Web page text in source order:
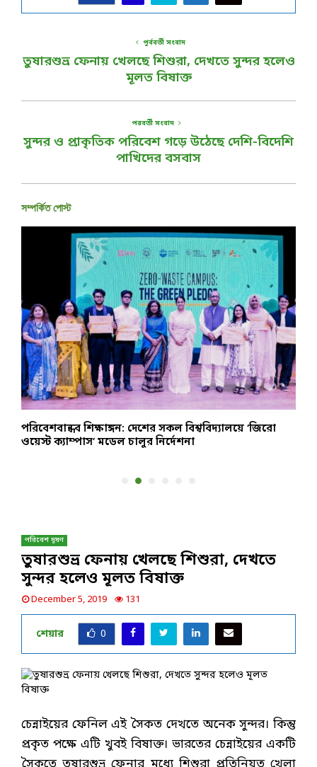
পূর্ববর্তী সংবাদ
তুষারশুভ্র ফেনায় খেলছে শিশুরা, দেখতে সুন্দর হলেও
মূলত বিষাক্ত
পরবর্তী সংবাদ
সুন্দর ও প্রাকৃতিক পরিবেশ গড়ে উঠেছে দেশি-বিদেশি
পাখিদের বসবাস
সম্পর্কিত পোস্ট
পরিবেশবান্ধব শিক্ষাঙ্গন: দেশের সকল বিশ্ববিদ্যালয়ে ‘জিরো
ওয়েস্ট ক্যাম্পাস’ মডেল চালুর নির্দেশনা
পরিবেশ দূষণ
তুষারশুভ্র ফেনায় খেলছে শিশুরা, দেখতে
সুন্দর হলেও মূলত বিষাক্ত
December 5, 2019 131
শেয়ার 0
চেন্নাইয়ের ফেনিল এই সৈকত দেখতে অনেক সুন্দর। কিন্তু
প্রকৃত পক্ষে এটি খুবই বিষাক্ত। ভারতের চেন্নাইয়ের একটি